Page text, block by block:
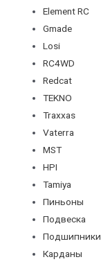
Element RC
Gmade
Losi
RC4WD
Redcat
TEKNO
Traxxas
Vaterra
MST
HPI
Tamiya
Пиньоны
Подвеска
Подшипники
Карданы